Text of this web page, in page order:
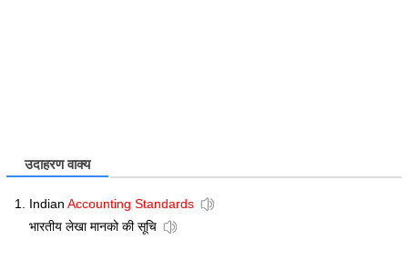
उदाहरण वाक्य
Indian Accounting Standards
भारतीय लेखा मानको की सूचि